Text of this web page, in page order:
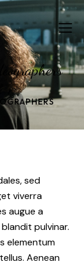
sed
viverra
augue a
pulvinar.
elementum
Aenean